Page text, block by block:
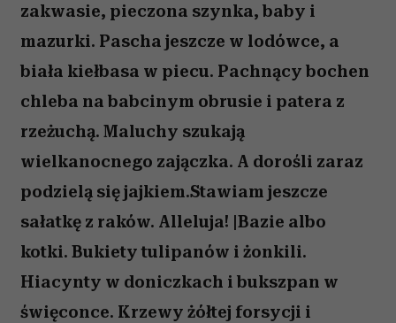
zakwasie, pieczona szynka, baby i
mazurki. Pascha jeszcze w lodówce, a
biała kiełbasa w piecu. Pachnący bochen
chleba na babcinym obrusie i patera z
rzeżuchą. Maluchy szukają
wielkanocnego zajączka. A dorośli zaraz
podzielą się jajkiem.Stawiam jeszcze
sałatkę z raków. Alleluja! |Bazie albo
kotki. Bukiety tulipanów i żonkili.
Hiacynty w doniczkach i bukszpan w
święconce. Krzewy żółtej forsycji i